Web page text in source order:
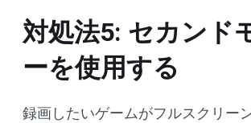
対処法5: セカンド
ーを使用する
録画したいゲームがフルスクリー